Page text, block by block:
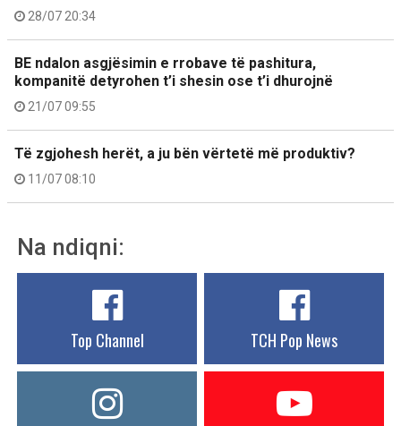
28/07 20:34
BE ndalon asgjësimin e rrobave të pashitura,
kompanitë detyrohen t’i shesin ose t’i dhurojnë
21/07 09:55
Të zgjohesh herët, a ju bën vërtetë më produktiv?
11/07 08:10
Na ndiqni:
Top Channel TCH Pop News